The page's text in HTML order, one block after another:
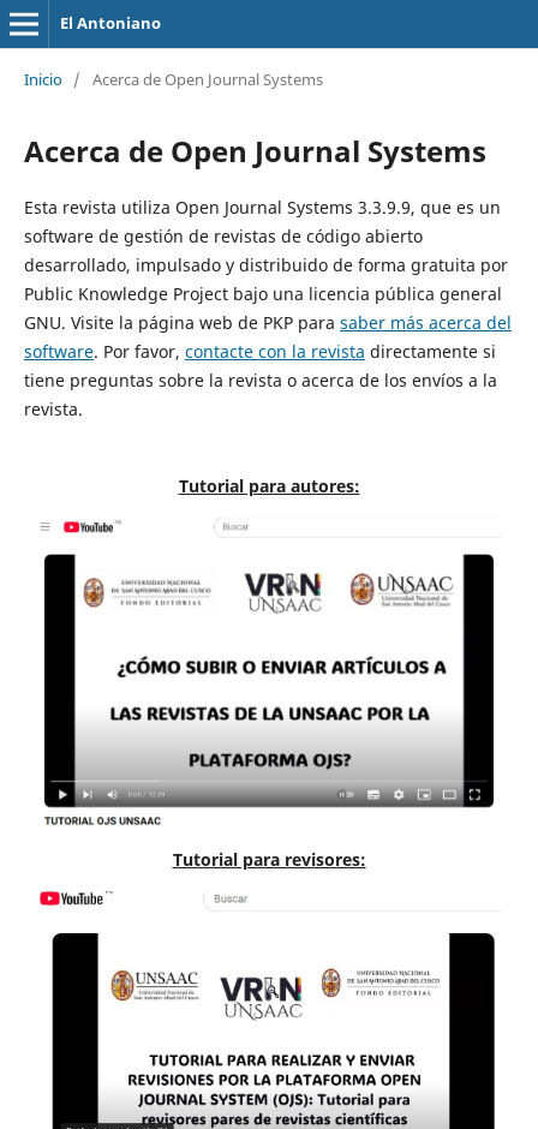
El Antoniano
Inicio / Acerca de Open Journal Systems
Acerca de Open Journal Systems
Esta revista utiliza Open Journal Systems 3.3.9.9, que es un
software de gestión de revistas de código abierto
desarrollado, impulsado y distribuido de forma gratuita por
Public Knowledge Project bajo una licencia pública general
GNU. Visite la página web de PKP para saber más acerca del
software. Por favor, contacte con la revista directamente si
tiene preguntas sobre la revista o acerca de los envíos a la
revista.
Tutorial para autores:
Tutorial para revisores: